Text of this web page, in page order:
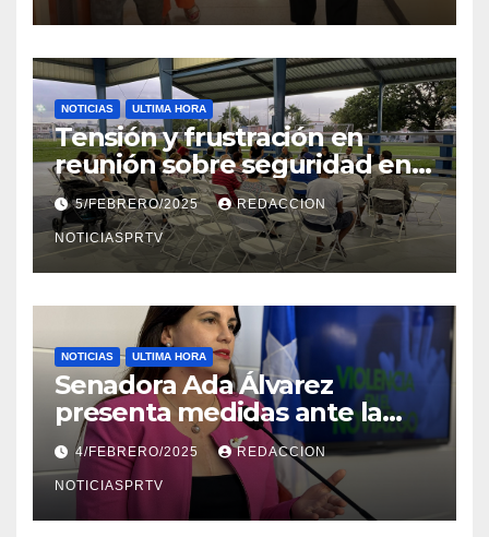
NOTICIAS ULTIMA HORA
Tensión y frustración en
reunión sobre seguridad en
Reparto Metropolitano
5/FEBRERO/2025 REDACCION
NOTICIASPRTV
NOTICIAS ULTIMA HORA
Senadora Ada Álvarez
presenta medidas ante la
violencia en el noviazgo
4/FEBRERO/2025 REDACCION
NOTICIASPRTV